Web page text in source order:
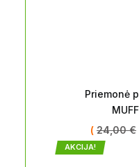
Priemonė
( 24,00€
AKCIJA!